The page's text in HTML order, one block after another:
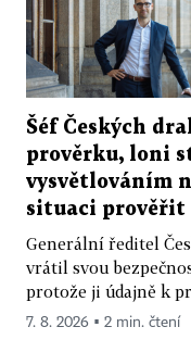
Šéf Českých
prověrku, loni
vysvětlováním
situaci prověřit
Generální ředitel
vrátil svou
protože ji údajně k
7. 8. 2026 ▪ 2 min. čtení